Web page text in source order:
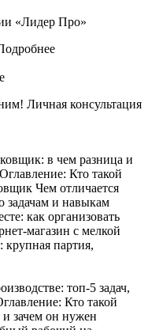
«Лидер Про»
Личная консультация
в чем разница и
Оглавление: Кто такой
Чем отличается
задачам и навыкам
как организовать
магазин с мелкой
крупная партия,
топ-5 задач,
Кто такой
и зачем он нужен